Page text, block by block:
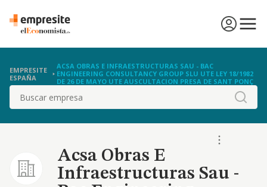
EMPRESITE
ESPAÑA
ACSA OBRAS E INFRAESTRUCTURAS SAU - BAC
ENGINEERING CONSULTANCY GROUP SLU UTE LEY 18/1982
DE 26 DE MAYO UTE AUSCULTACION PRESA DE SANT PONÇ
Buscar
Acsa Obras E
Infraestructuras Sau -